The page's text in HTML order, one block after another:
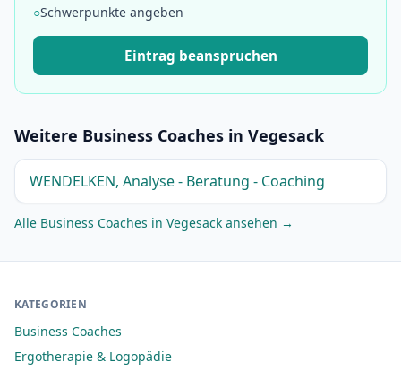
○Schwerpunkte angeben
Eintrag beanspruchen
Weitere Business Coaches in Vegesack
WENDELKEN, Analyse - Beratung - Coaching
Alle Business Coaches in Vegesack ansehen →
KATEGORIEN
Business Coaches
Ergotherapie & Logopädie